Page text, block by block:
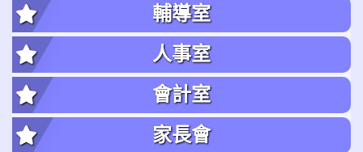
輔導室
人事室
會計室
家長會